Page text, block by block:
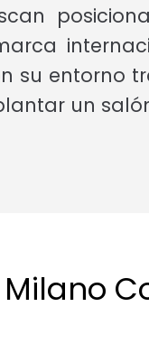
su entorno
un